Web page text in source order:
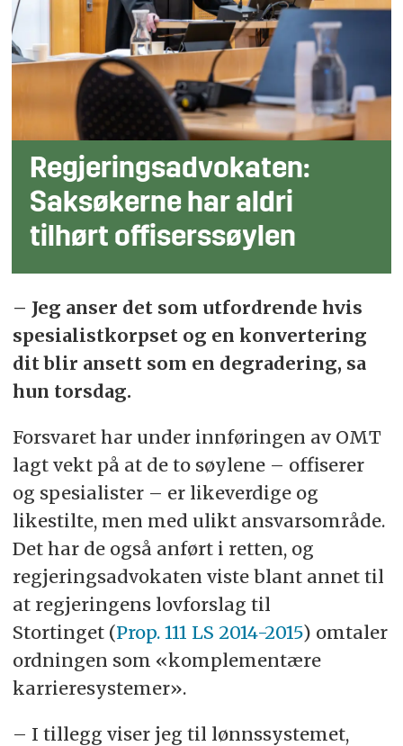
Regjeringsadvokaten:
Saksøkerne har aldri
tilhørt offiserssøylen
– Jeg anser det som utfordrende hvis
spesialistkorpset og en konvertering
dit blir ansett som en degradering, sa
hun torsdag.
Forsvaret har under innføringen av OMT
lagt vekt på at de to søylene – offiserer
og spesialister – er likeverdige og
likestilte, men med ulikt ansvarsområde.
Det har de også anført i retten, og
regjeringsadvokaten viste blant annet til
at regjeringens lovforslag til
Stortinget (Prop. 111 LS 2014-2015) omtaler
ordningen som «komplementære
karrieresystemer».
– I tillegg viser jeg til lønnssystemet,